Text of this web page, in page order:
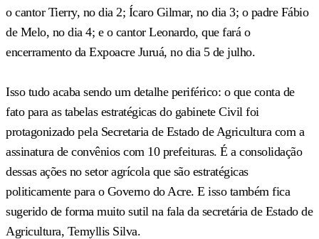
o cantor Tierry, no dia 2; Ícaro Gilmar, no dia 3; o padre Fábio
de Melo, no dia 4; e o cantor Leonardo, que fará o
encerramento da Expoacre Juruá, no dia 5 de julho.
Isso tudo acaba sendo um detalhe periférico: o que conta de
fato para as tabelas estratégicas do gabinete Civil foi
protagonizado pela Secretaria de Estado de Agricultura com a
assinatura de convênios com 10 prefeituras. É a consolidação
dessas ações no setor agrícola que são estratégicas
politicamente para o Governo do Acre. E isso também fica
sugerido de forma muito sutil na fala da secretária de Estado de
Agricultura, Temyllis Silva.